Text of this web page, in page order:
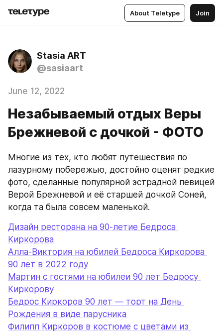
About Teletype Join
Stasia ART
@sasiaart
June 12, 2022
Незабываемый отдых Веры
Брежневой с дочкой - ФОТО
Многие из тех, кто любят путешествия по
лазурному побережью, достойно оценят редкие
фото, сделанные популярной эстрадной певицей
Верой Брежневой и её старшей дочкой Соней,
когда та была совсем маленькой.
Дизайн ресторана на 90-летие Бедроса
Киркорова
Алла-Виктория на юбилей Бедроса Киркорова
90 лет в 2022 году
Мартин с гостями на юбилеи 90 лет Бедросу
Киркорову
Бедрос Киркоров 90 лет — торт на День
Рождения в виде парусника
Филипп Киркоров в костюме с цветами из